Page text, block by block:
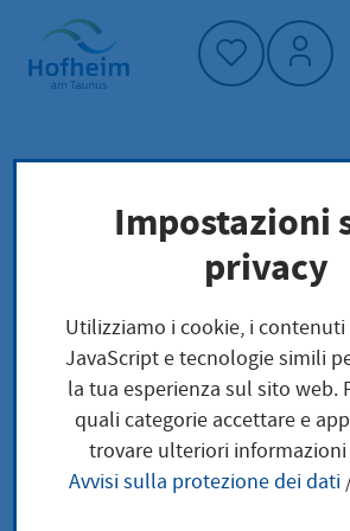
Home"
Pagina iniziale
Trova servizi
Preoccupazioni locali
Zweitwohnungssteuer bezahlen
bezahlen
Impostazioni
privacy
Utilizziamo i cookie, i
JavaScript e tecnologie simili
la tua esperienza sul sito web.
quali categorie accettare e
trovare ulteriori
Avvisi sulla protezione dei dati